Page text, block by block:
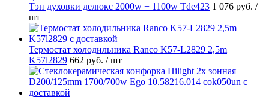
Тэн духовки делюкс 2000w + 1100w Tde423 1 076 руб. /
шт
Термостат холодильника Ranco K57-L2829 2,5m
K57l2829 662 руб. / шт